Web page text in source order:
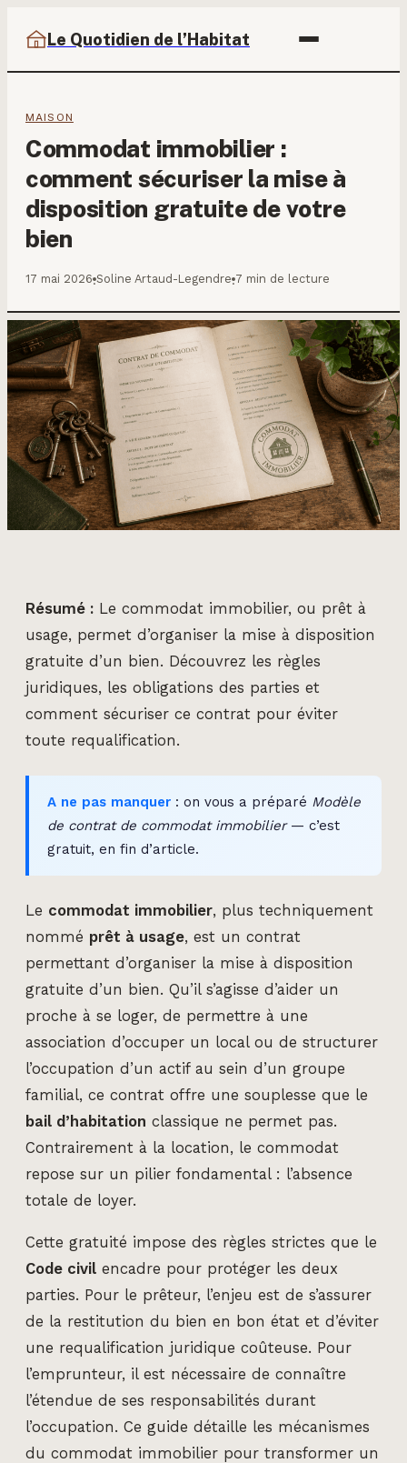
Le Quotidien de l’Habitat
MAISON
Commodat immobilier :
comment sécuriser la mise à
disposition gratuite de votre
bien
17 mai 2026·Soline Artaud-Legendre·7 min de lecture
Résumé : Le commodat immobilier, ou prêt à
usage, permet d’organiser la mise à disposition
gratuite d’un bien. Découvrez les règles
juridiques, les obligations des parties et
comment sécuriser ce contrat pour éviter
toute requalification.
A ne pas manquer : on vous a préparé Modèle
de contrat de commodat immobilier— c’est
gratuit, en fin d’article.
Le commodat immobilier, plus techniquement
nommé prêt à usage, est un contrat
permettant d’organiser la mise à disposition
gratuite d’un bien. Qu’il s’agisse d’aider un
proche à se loger, de permettre à une
association d’occuper un local ou de structurer
l’occupation d’un actif au sein d’un groupe
familial, ce contrat offre une souplesse que le
bail d’habitation classique ne permet pas.
Contrairement à la location, le commodat
repose sur un pilier fondamental : l’absence
totale de loyer.
Cette gratuité impose des règles strictes que le
Code civil encadre pour protéger les deux
parties. Pour le prêteur, l’enjeu est de s’assurer
de la restitution du bien en bon état et d’éviter
une requalification juridique coûteuse. Pour
l’emprunteur, il est nécessaire de connaître
l’étendue de ses responsabilités durant
l’occupation. Ce guide détaille les mécanismes
du commodat immobilier pour transformer un